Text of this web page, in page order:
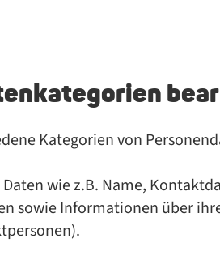
Kategorien von
Daten wie z.B. Name,
sowie Informationen über